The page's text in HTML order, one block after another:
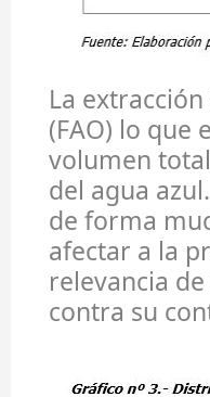
La
(FAO) lo que
volumen
del agua
de forma
afectar a la
relevancia
contra su